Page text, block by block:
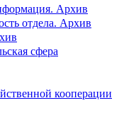
Архив
отдела. Архив
сфера
кооперации